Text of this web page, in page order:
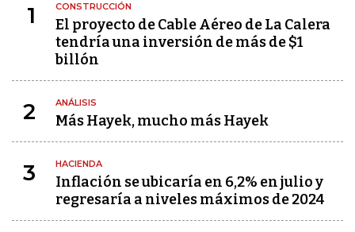
1 CONSTRUCCIÓN
El proyecto de Cable Aéreo de La Calera
tendría una inversión de más de $1
billón
2 ANÁLISIS
Más Hayek, mucho más Hayek
3 HACIENDA
Inflación se ubicaría en 6,2% en julio y
regresaría a niveles máximos de 2024